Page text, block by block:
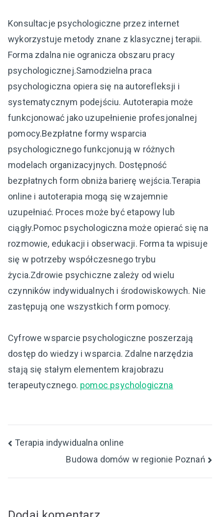
Konsultacje psychologiczne przez internet
wykorzystuje metody znane z klasycznej terapii.
Forma zdalna nie ogranicza obszaru pracy
psychologicznej.Samodzielna praca
psychologiczna opiera się na autorefleksji i
systematycznym podejściu. Autoterapia może
funkcjonować jako uzupełnienie profesjonalnej
pomocy.Bezpłatne formy wsparcia
psychologicznego funkcjonują w różnych
modelach organizacyjnych. Dostępność
bezpłatnych form obniża barierę wejścia.Terapia
online i autoterapia mogą się wzajemnie
uzupełniać. Proces może być etapowy lub
ciągły.Pomoc psychologiczna może opierać się na
rozmowie, edukacji i obserwacji. Forma ta wpisuje
się w potrzeby współczesnego trybu
życia.Zdrowie psychiczne zależy od wielu
czynników indywidualnych i środowiskowych. Nie
zastępują one wszystkich form pomocy.
Cyfrowe wsparcie psychologiczne poszerzają
dostęp do wiedzy i wsparcia. Zdalne narzędzia
stają się stałym elementem krajobrazu
terapeutycznego. pomoc psychologiczna
Nawigacja
Terapia indywidualna online
Budowa domów w regionie Poznań